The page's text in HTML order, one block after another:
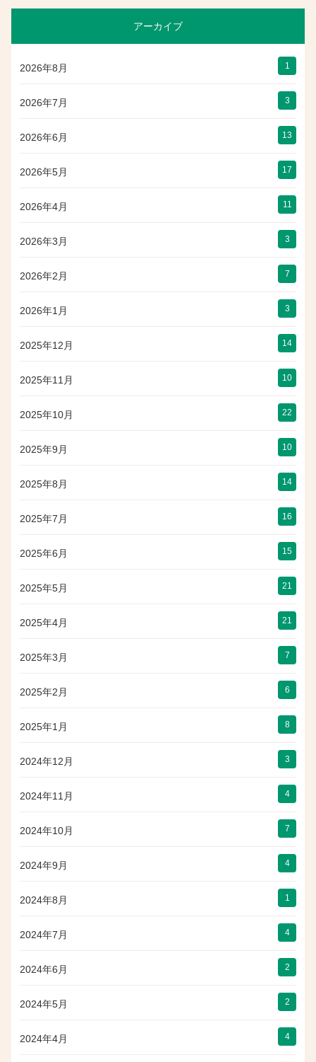
アーカイブ
2026年8月 1
2026年7月 3
2026年6月 13
2026年5月 17
2026年4月 11
2026年3月 3
2026年2月 7
2026年1月 3
2025年12月 14
2025年11月 10
2025年10月 22
2025年9月 10
2025年8月 14
2025年7月 16
2025年6月 15
2025年5月 21
2025年4月 21
2025年3月 7
2025年2月 6
2025年1月 8
2024年12月 3
2024年11月 4
2024年10月 7
2024年9月 4
2024年8月 1
2024年7月 4
2024年6月 2
2024年5月 2
2024年4月 4